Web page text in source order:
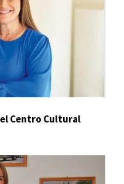
Centro Cultural